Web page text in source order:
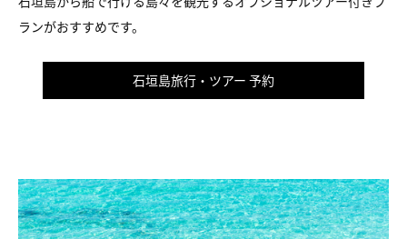
ランがおすすめです。
石垣島旅行・ツアー 予約